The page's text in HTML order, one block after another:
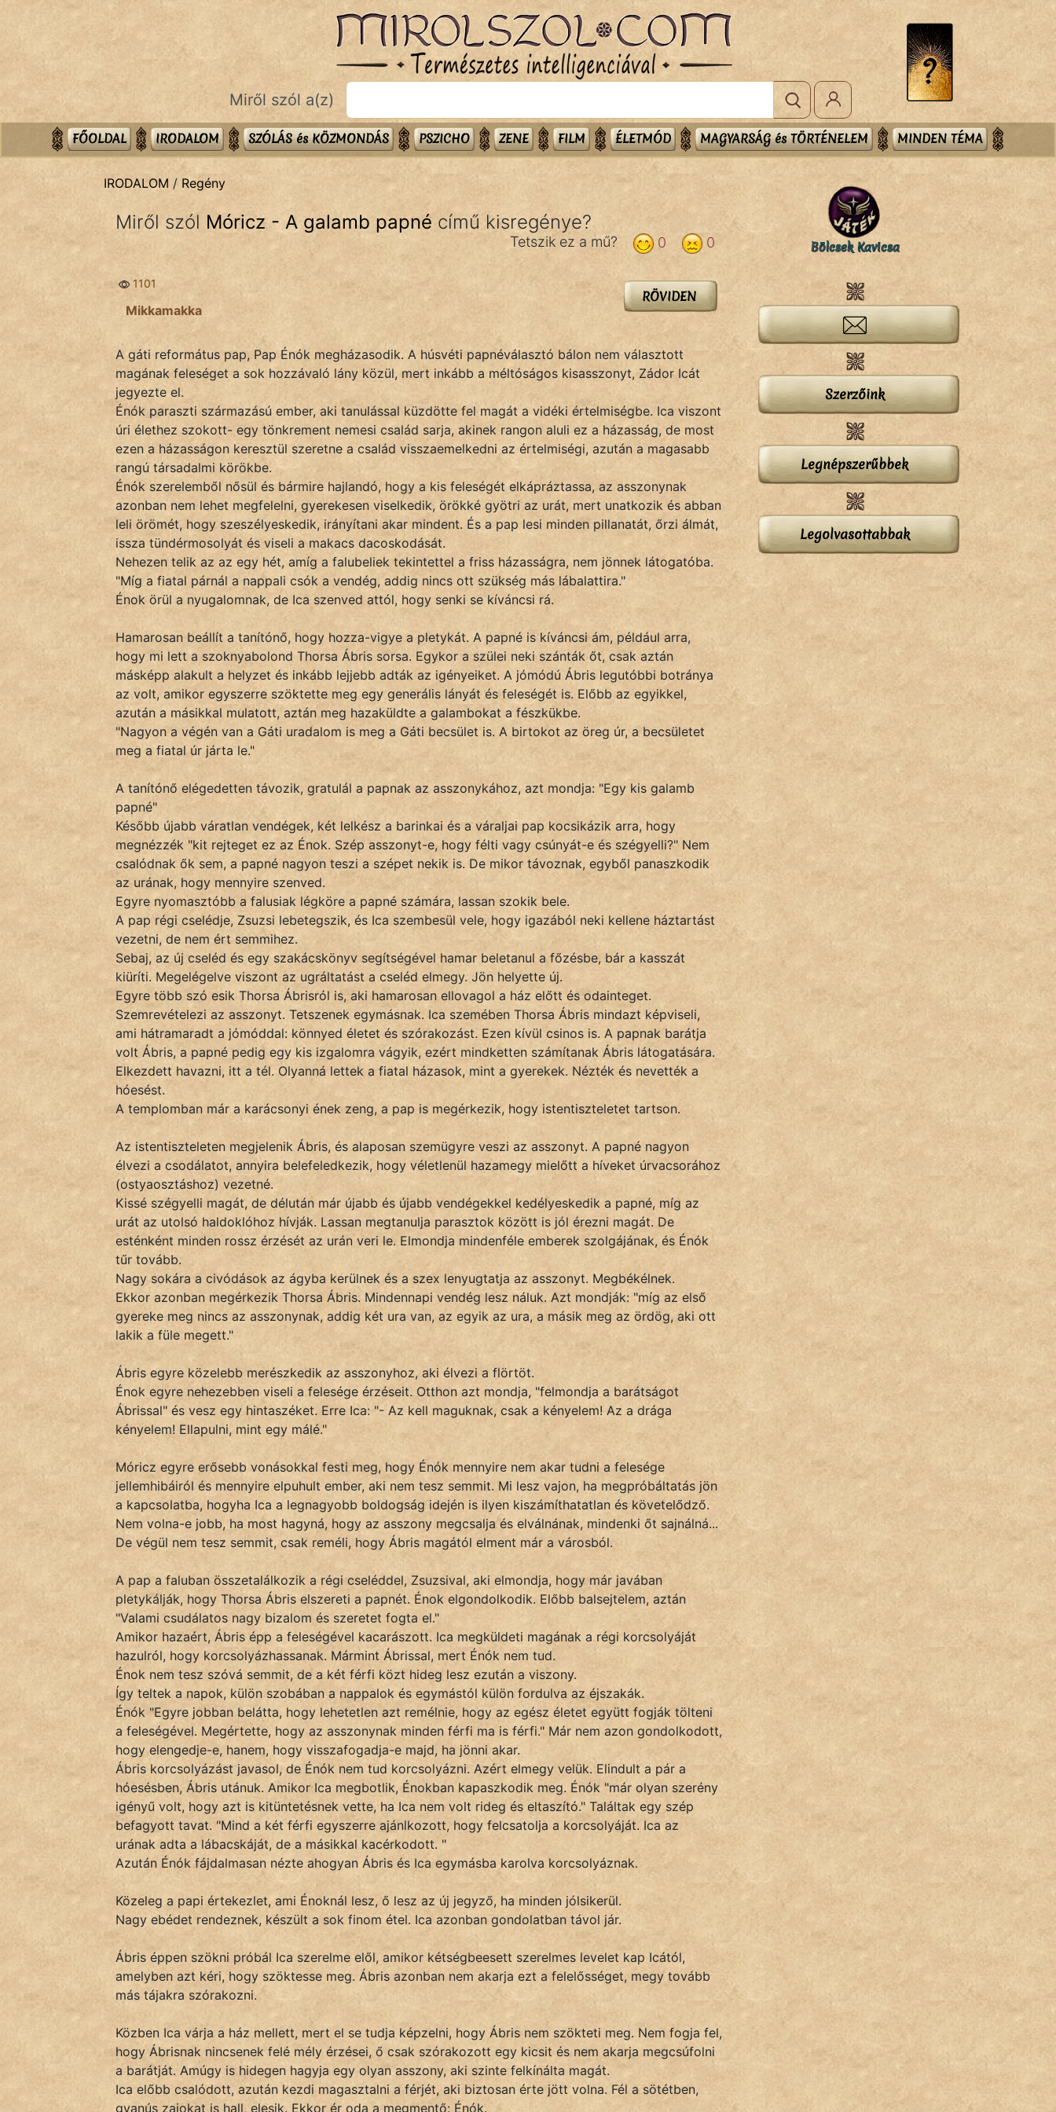
Dráma
Eposz
Kötelező
Monda
Regény
Vers
KÖZMONDÁS
Népszerű szerzőink:
NapHold
szegény legény
Miről szól a(z)
FŐOLDAL IRODALOM SZÓLÁS és KÖZMONDÁS PSZICHO ZENE FILM ÉLETMÓD MAGYARSÁG és TÖRTÉNELEM MINDEN TÉMA
IRODALOM / Regény
Miről szól Móricz - A galamb papné című kisregénye?
0
0
Tetszik ez a mű?
RÖVIDEN
1101
Mikkamakka
A gáti református pap, Pap Énók megházasodik. A húsvéti papnéválasztó bálon nem választott
magának feleséget a sok hozzávaló lány közül, mert inkább a méltóságos kisasszonyt, Zádor Icát
jegyezte el.
Énók paraszti származású ember, aki tanulással küzdötte fel magát a vidéki értelmiségbe. Ica viszont
úri élethez szokott- egy tönkrement nemesi család sarja, akinek rangon aluli ez a házasság, de most
ezen a házasságon keresztül szeretne a család visszaemelkedni az értelmiségi, azután a magasabb
rangú társadalmi körökbe.
Énók szerelemből nősül és bármire hajlandó, hogy a kis feleségét elkápráztassa, az asszonynak
azonban nem lehet megfelelni, gyerekesen viselkedik, örökké gyötri az urát, mert unatkozik és abban
leli örömét, hogy szeszélyeskedik, irányítani akar mindent. És a pap lesi minden pillanatát, őrzi álmát,
issza tündérmosolyát és viseli a makacs dacoskodását.
Nehezen telik az az egy hét, amíg a falubeliek tekintettel a friss házasságra, nem jönnek látogatóba.
"Míg a fiatal párnál a nappali csók a vendég, addig nincs ott szükség más lábalattira."
Énok örül a nyugalomnak, de Ica szenved attól, hogy senki se kíváncsi rá.
Hamarosan beállít a tanítónő, hogy hozza-vigye a pletykát. A papné is kíváncsi ám, például arra,
hogy mi lett a szoknyabolond Thorsa Ábris sorsa. Egykor a szülei neki szánták őt, csak aztán
másképp alakult a helyzet és inkább lejjebb adták az igényeiket. A jómódú Ábris legutóbbi botránya
az volt, amikor egyszerre szöktette meg egy generális lányát és feleségét is. Előbb az egyikkel,
azután a másikkal mulatott, aztán meg hazaküldte a galambokat a fészkükbe.
"Nagyon a végén van a Gáti uradalom is meg a Gáti becsület is. A birtokot az öreg úr, a becsületet
meg a fiatal úr járta le."
A tanítónő elégedetten távozik, gratulál a papnak az asszonykához, azt mondja: "Egy kis galamb
papné"
Később újabb váratlan vendégek, két lelkész a barinkai és a váraljai pap kocsikázik arra, hogy
megnézzék "kit rejteget ez az Énok. Szép asszonyt-e, hogy félti vagy csúnyát-e és szégyelli?" Nem
csalódnak ők sem, a papné nagyon teszi a szépet nekik is. De mikor távoznak, egyből panaszkodik
az urának, hogy mennyire szenved.
Egyre nyomasztóbb a falusiak légköre a papné számára, lassan szokik bele.
A pap régi cselédje, Zsuzsi lebetegszik, és Ica szembesül vele, hogy igazából neki kellene háztartást
vezetni, de nem ért semmihez.
Sebaj, az új cseléd és egy szakácskönyv segítségével hamar beletanul a főzésbe, bár a kasszát
kiüríti. Megelégelve viszont az ugráltatást a cseléd elmegy. Jön helyette új.
Egyre több szó esik Thorsa Ábrisról is, aki hamarosan ellovagol a ház előtt és odainteget.
Szemrevételezi az asszonyt. Tetszenek egymásnak. Ica szemében Thorsa Ábris mindazt képviseli,
ami hátramaradt a jómóddal: könnyed életet és szórakozást. Ezen kívül csinos is. A papnak barátja
volt Ábris, a papné pedig egy kis izgalomra vágyik, ezért mindketten számítanak Ábris látogatására.
Elkezdett havazni, itt a tél. Olyanná lettek a fiatal házasok, mint a gyerekek. Nézték és nevették a
hóesést.
A templomban már a karácsonyi ének zeng, a pap is megérkezik, hogy istentiszteletet tartson.
Az istentiszteleten megjelenik Ábris, és alaposan szemügyre veszi az asszonyt. A papné nagyon
élvezi a csodálatot, annyira belefeledkezik, hogy véletlenül hazamegy mielőtt a híveket úrvacsorához
(ostyaosztáshoz) vezetné.
Kissé szégyelli magát, de délután már újabb és újabb vendégekkel kedélyeskedik a papné, míg az
urát az utolsó haldoklóhoz hívják. Lassan megtanulja parasztok között is jól érezni magát. De
esténként minden rossz érzését az urán veri le. Elmondja mindenféle emberek szolgájának, és Énók
tűr tovább.
Nagy sokára a civódások az ágyba kerülnek és a szex lenyugtatja az asszonyt. Megbékélnek.
Ekkor azonban megérkezik Thorsa Ábris. Mindennapi vendég lesz náluk. Azt mondják: "míg az első
gyereke meg nincs az asszonynak, addig két ura van, az egyik az ura, a másik meg az ördög, aki ott
lakik a füle megett."
Ábris egyre közelebb merészkedik az asszonyhoz, aki élvezi a flörtöt.
Énok egyre nehezebben viseli a felesége érzéseit. Otthon azt mondja, "felmondja a barátságot
Ábrissal" és vesz egy hintaszéket. Erre Ica: "- Az kell maguknak, csak a kényelem! Az a drága
kényelem! Ellapulni, mint egy málé."
Móricz egyre erősebb vonásokkal festi meg, hogy Énók mennyire nem akar tudni a felesége
jellemhibáiról és mennyire elpuhult ember, aki nem tesz semmit. Mi lesz vajon, ha megpróbáltatás jön
a kapcsolatba, hogyha Ica a legnagyobb boldogság idején is ilyen kiszámíthatatlan és követelődző.
Nem volna-e jobb, ha most hagyná, hogy az asszony megcsalja és elválnának, mindenki őt sajnálná...
De végül nem tesz semmit, csak reméli, hogy Ábris magától elment már a városból.
A pap a faluban összetalálkozik a régi cseléddel, Zsuzsival, aki elmondja, hogy már javában
pletykálják, hogy Thorsa Ábris elszereti a papnét. Énok elgondolkodik. Előbb balsejtelem, aztán
"Valami csudálatos nagy bizalom és szeretet fogta el."
Amikor hazaért, Ábris épp a feleségével kacarászott. Ica megküldeti magának a régi korcsolyáját
hazulról, hogy korcsolyázhassanak. Mármint Ábrissal, mert Énók nem tud.
Énok nem tesz szóvá semmit, de a két férfi közt hideg lesz ezután a viszony.
Így teltek a napok, külön szobában a nappalok és egymástól külön fordulva az éjszakák.
Énók "Egyre jobban belátta, hogy lehetetlen azt remélnie, hogy az egész életet együtt fogják tölteni
a feleségével. Megértette, hogy az asszonynak minden férfi ma is férfi." Már nem azon gondolkodott,
hogy elengedje-e, hanem, hogy visszafogadja-e majd, ha jönni akar.
Ábris korcsolyázást javasol, de Énók nem tud korcsolyázni. Azért elmegy velük. Elindult a pár a
hóesésben, Ábris utánuk. Amikor Ica megbotlik, Énokban kapaszkodik meg. Énók "már olyan szerény
igényű volt, hogy azt is kitüntetésnek vette, ha Ica nem volt rideg és eltaszító." Találtak egy szép
befagyott tavat. "Mind a két férfi egyszerre ajánlkozott, hogy felcsatolja a korcsolyáját. Ica az
urának adta a lábacskáját, de a másikkal kacérkodott. "
Azután Énók fájdalmasan nézte ahogyan Ábris és Ica egymásba karolva korcsolyáznak.
Közeleg a papi értekezlet, ami Énoknál lesz, ő lesz az új jegyző, ha minden jólsikerül.
Nagy ebédet rendeznek, készült a sok finom étel. Ica azonban gondolatban távol jár.
Ábris éppen szökni próbál Ica szerelme elől, amikor kétségbeesett szerelmes levelet kap Icától,
amelyben azt kéri, hogy szöktesse meg. Ábris azonban nem akarja ezt a felelősséget, megy tovább
más tájakra szórakozni.
Közben Ica várja a ház mellett, mert el se tudja képzelni, hogy Ábris nem szökteti meg. Nem fogja fel,
hogy Ábrisnak nincsenek felé mély érzései, ő csak szórakozott egy kicsit és nem akarja megcsúfolni
a barátját. Amúgy is hidegen hagyja egy olyan asszony, aki szinte felkínálta magát.
Ica előbb csalódott, azután kezdi magasztalni a férjét, aki biztosan érte jött volna. Fél a sötétben,
gyanús zajokat is hall, elesik. Ekkor ér oda a megmentő: Énók.
Bölcsek Kavicsa
Szerzőink
Legnépszerűbbek
Legolvasottabbak